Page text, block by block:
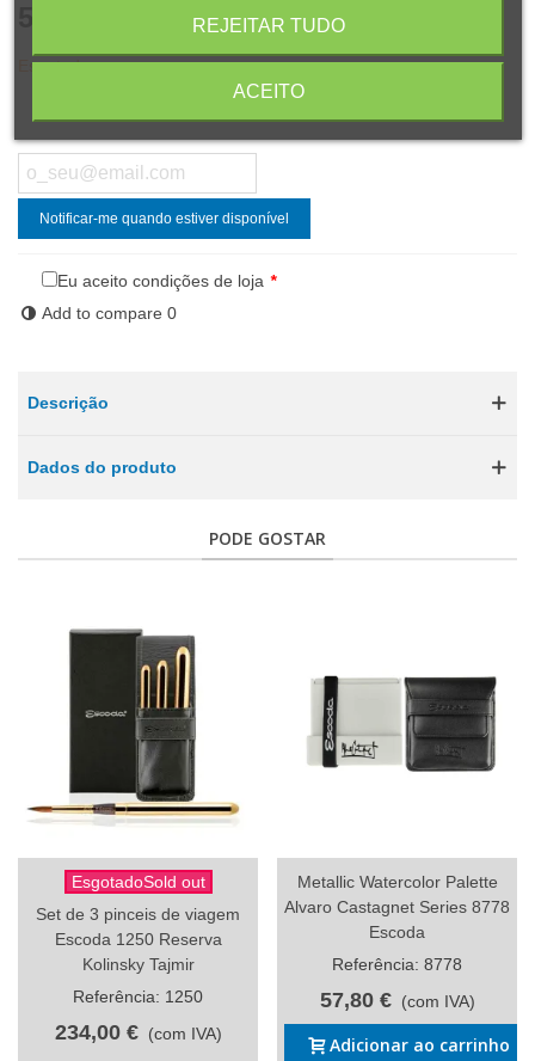
(com IVA)
Esgotado
Código QR Compartilhar
Notificar-me quando estiver disponível
Eu aceito condições de loja *
Add to compare 0
Descrição
Dados do produto
PODE GOSTAR
EsgotadoSold out
Set de 3 pinceis de viagem
Escoda 1250 Reserva
Kolinsky Tajmir
Referência: 1250
234,00 € (com IVA)
Metallic Watercolor Palette
Alvaro Castagnet Series 8778
Escoda
Referência: 8778
57,80 € (com IVA)
Adicionar ao carrinho
REJEITAR TUDO
ACEITO